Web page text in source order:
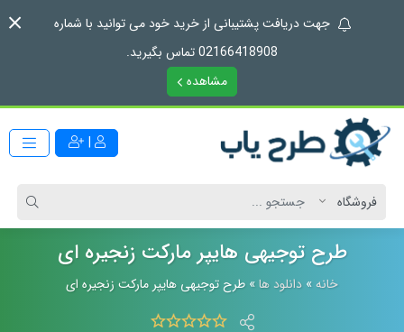
جهت دریافت پشتیبانی از خرید خود می توانید با شماره
02166418908 تماس بگیرید.
مشاهده
|
طرح توجیهی هایپر مارکت زنجیره ای
خانه» دانلود ها» طرح توجیهی هایپر مارکت زنجیره ای